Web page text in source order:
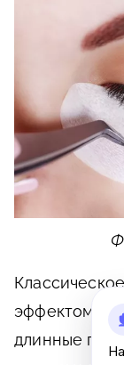
эффектом
длинные